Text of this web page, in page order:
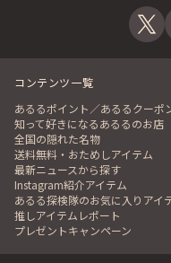
コンテンツ一覧
あるるポイント／あるるクーポ
知って好きになるあるるのお店
全国の隠れた名物
送料無料・おためしアイテム
最新ニュースから探す
Instagram紹介アイテム
あるる探検隊のお気に入りアイ
推しアイテムレポート
プレゼントキャンペーン